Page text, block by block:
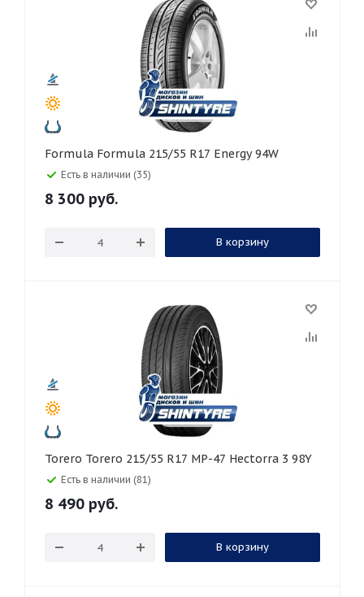
Formula Formula 215/55 R17 Energy 94W
Есть в наличии (35)
8 300 руб.
В корзину
Torero Torero 215/55 R17 MP-47 Hectorra 3 98Y
Есть в наличии (81)
8 490 руб.
В корзину